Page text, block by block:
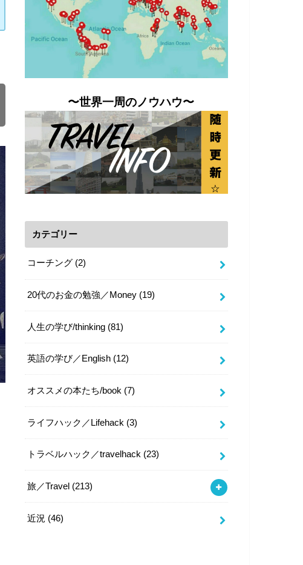
〜世界一周のノウハウ〜
カテゴリー
コーチング (2)
20代のお金の勉強／Money (19)
人生の学び/thinking (81)
英語の学び／English (12)
オススメの本たち/book (7)
ライフハック／Lifehack (3)
トラベルハック／travelhack (23)
旅／Travel (213)
近況 (46)